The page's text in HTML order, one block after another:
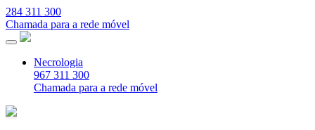
284 311 300
Chamada para a rede móvel
Necrologia
967 311 300
Chamada para a rede móvel